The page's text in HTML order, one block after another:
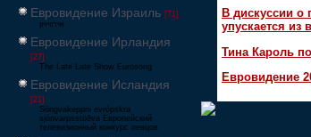
Евровидение Израиль [71]
‏אירוויזיון
Евровидение Ирландия
[27]
The Late Late Show Eurosong
Евровидение Исландия
[21]
Söngvakeppni evrópskra
sjónvarpsstöðva Европейский
телевизионный конкурс певцов
В дискуссии
упускается
Тина Кароль
Евровидение